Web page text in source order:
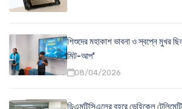
শিশুদের মহাকাশ ভাবনা ও স্বপ্নে মুখর
মিট-আপ'
08/04/2026
ডিএমটিসিএলের বহরে ভেহিকেল